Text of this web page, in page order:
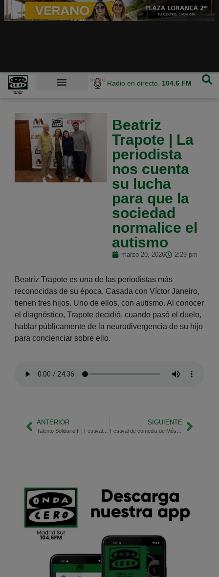
Radio en directo. 104.6 FM
Beatriz
Trapote | La
periodista
nos cuenta
su lucha
para que la
sociedad
normalice el
autismo
marzo 20, 2026 2:29 pm
Beatriz Trapote es una de las periodistas más
reconocidas de su época. Casada con Víctor Janeiro,
tienen tres hijos. Uno de ellos, con autismo. Al conocer
el diagnóstico, Trapote decidió, cuando pasó el duelo,
hablar públicamente de la neurodivergencia de su hijo
para concienciar sobre ello.
ANTERIOR
Talento Solidario II | Festival musical en Valdemoro
SIGUIENTE
Festival de comedia de Móstoles | Miguel Miguel